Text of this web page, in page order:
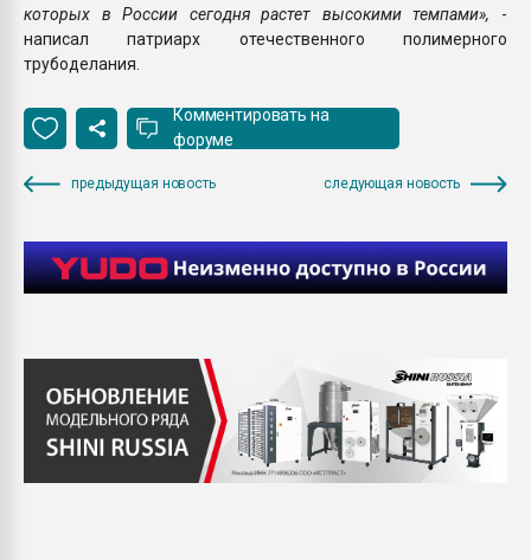
которых в России сегодня растет высокими темпами», -
написал патриарх отечественного полимерного
трубоделания.
Комментировать на
форуме
предыдущая новость следующая новость